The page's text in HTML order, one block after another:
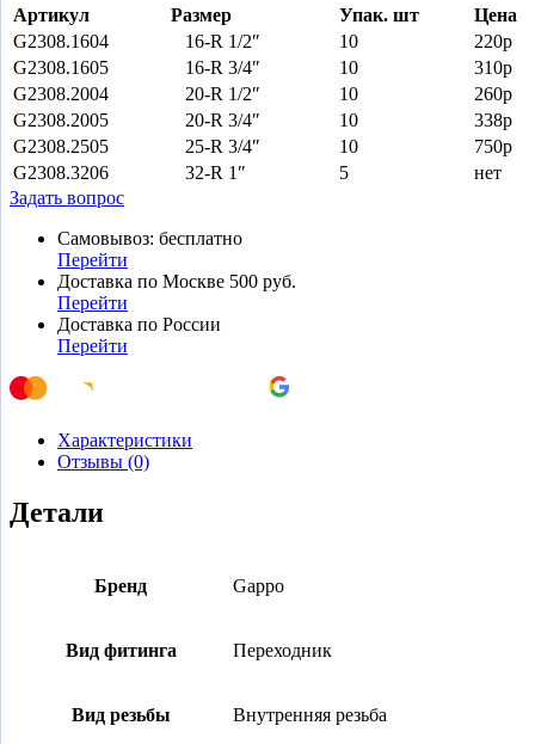
Артикул Размер Упак. шт
Цена
G2308.1604
16-R 1/2″ 10
220р
G2308.1605
16-R 3/4″ 10
310р
G2308.2004
20-R 1/2″ 10
260р
G2308.2005
20-R 3/4″ 10
338р
G2308.2505
25-R 3/4″ 10
750р
G2308.3206
32-R 1″ 5
нет
Задать вопрос
Самовывоз: бесплатно
Перейти
Доставка по Москве 500 руб.
Перейти
Доставка по России
Перейти
Характеристики
Отзывы (0)
Детали
Бренд Gappo
Вид фитинга Переходник
Вид резьбы Внутренняя резьба